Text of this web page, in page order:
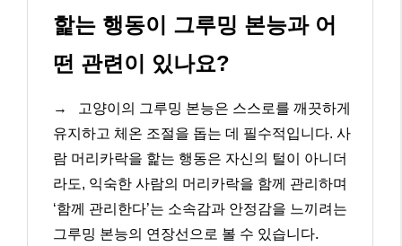
핥는 행동이 그루밍 본능과 어
떤 관련이 있나요?
→
고양이의 그루밍 본능은 스스로를 깨끗하게
유지하고 체온 조절을 돕는 데 필수적입니다. 사
람 머리카락을 핥는 행동은 자신의 털이 아니더
라도, 익숙한 사람의 머리카락을 함께 관리하며
‘함께 관리한다’는 소속감과 안정감을 느끼려는
그루밍 본능의 연장선으로 볼 수 있습니다.